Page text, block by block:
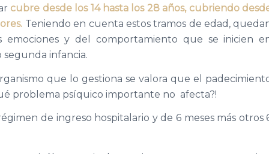
cubre desde los 14 hasta los 28 años, cubriendo
Teniendo en cuenta estos tramos de edad,
emociones y del comportamiento que se inicien
infancia.
que lo gestiona se valora que el
problema psíquico importante no afecta?!
de ingreso hospitalario y de 6 meses más otros